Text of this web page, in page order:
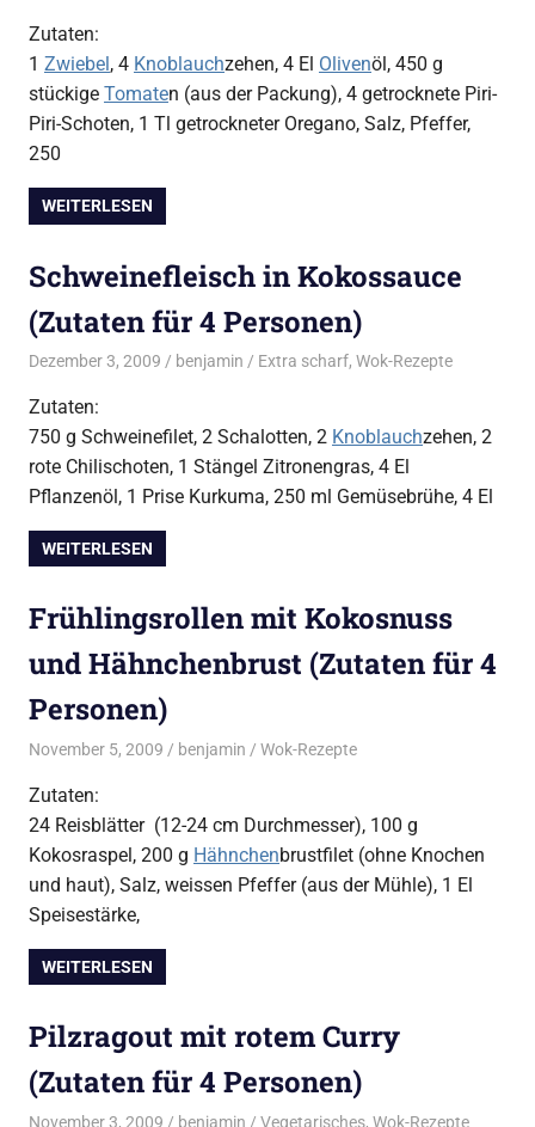
Zutaten:
1 Zwiebel, 4 Knoblauchzehen, 4 El Olivenöl, 450 g
stückige Tomaten (aus der Packung), 4 getrocknete Piri-
Piri-Schoten, 1 Tl getrockneter Oregano, Salz, Pfeffer,
250
WEITERLESEN
Schweinefleisch in Kokossauce
(Zutaten für 4 Personen)
Dezember 3, 2009 benjamin Extra scharf, Wok-Rezepte
Zutaten:
750 g Schweinefilet, 2 Schalotten, 2 Knoblauchzehen, 2
rote Chilischoten, 1 Stängel Zitronengras, 4 El
Pflanzenöl, 1 Prise Kurkuma, 250 ml Gemüsebrühe, 4 El
WEITERLESEN
Frühlingsrollen mit Kokosnuss
und Hähnchenbrust (Zutaten für 4
Personen)
November 5, 2009 benjamin Wok-Rezepte
Zutaten:
24 Reisblätter (12-24 cm Durchmesser), 100 g
Kokosraspel, 200 g Hähnchenbrustfilet (ohne Knochen
und haut), Salz, weissen Pfeffer (aus der Mühle), 1 El
Speisestärke,
WEITERLESEN
Pilzragout mit rotem Curry
(Zutaten für 4 Personen)
November 3, 2009 benjamin Vegetarisches, Wok-Rezepte